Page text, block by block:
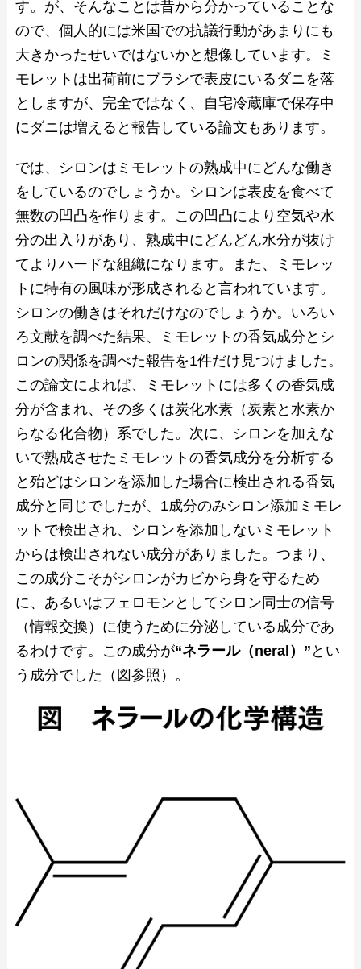
す。が、そんなことは昔から分かっていることな
ので、個人的には米国での抗議行動があまりにも
大きかったせいではないかと想像しています。ミ
モレットは出荷前にブラシで表皮にいるダニを落
としますが、完全ではなく、自宅冷蔵庫で保存中
にダニは増えると報告している論文もあります。
では、シロンはミモレットの熟成中にどんな働き
をしているのでしょうか。シロンは表皮を食べて
無数の凹凸を作ります。この凹凸により空気や水
分の出入りがあり、熟成中にどんどん水分が抜け
てよりハードな組織になります。また、ミモレッ
トに特有の風味が形成されると言われています。
シロンの働きはそれだけなのでしょうか。いろい
ろ文献を調べた結果、ミモレットの香気成分とシ
ロンの関係を調べた報告を1件だけ見つけました。
この論文によれば、ミモレットには多くの香気成
分が含まれ、その多くは炭化水素（炭素と水素か
らなる化合物）系でした。次に、シロンを加えな
いで熟成させたミモレットの香気成分を分析する
と殆どはシロンを添加した場合に検出される香気
成分と同じでしたが、1成分のみシロン添加ミモレ
ットで検出され、シロンを添加しないミモレット
からは検出されない成分がありました。つまり、
この成分こそがシロンがカビから身を守るため
に、あるいはフェロモンとしてシロン同士の信号
（情報交換）に使うために分泌している成分であ
るわけです。この成分が“ネラール（neral）” とい
う成分でした（図参照）。